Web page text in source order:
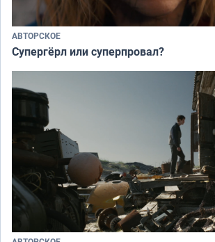
АВТОРСКОЕ
Супергёрл или суперпровал?